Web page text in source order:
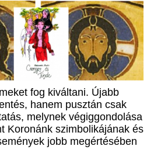
fog kiváltani. Újabb
hanem pusztán csak
melynek végiggondolása
Koronánk szimbolikájának és
jobb megértésében